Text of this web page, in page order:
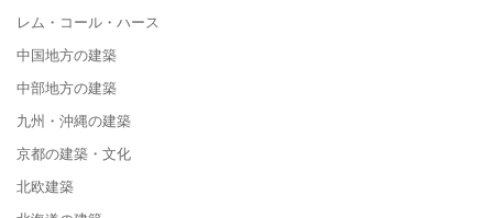
レム・コール・ハース
中国地方の建築
中部地方の建築
九州・沖縄の建築
京都の建築・文化
北欧建築